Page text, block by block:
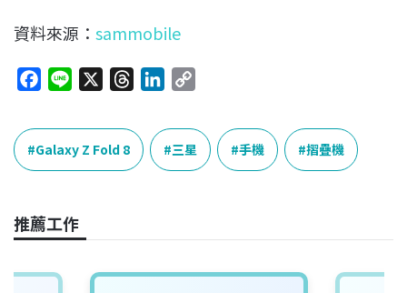
資料來源： sammobile
c
e
b
o
k
n
e
r
e
a
n
k
e
n
p
y
L
k
Galaxy Z Fold 8 三星 手機 摺疊機
推薦工作